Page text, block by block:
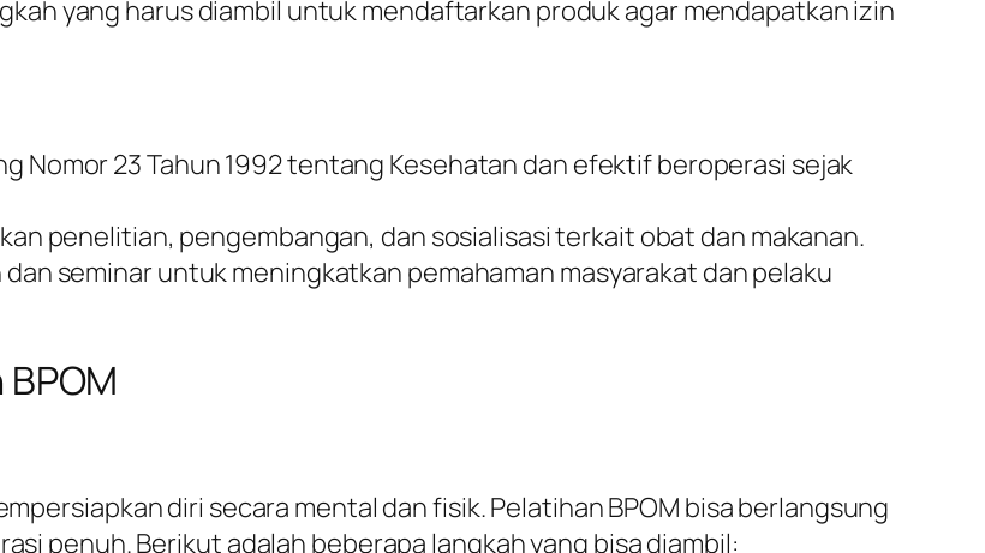
yang harus diambil untuk mendaftarkan produk agar mendapatkan izin
Nomor 23 Tahun 1992 tentang Kesehatan dan efektif beroperasi sejak
penelitian, pengembangan, dan sosialisasi terkait obat dan makanan.
seminar untuk meningkatkan pemahaman masyarakat dan pelaku
diri secara mental dan fisik. Pelatihan BPOM bisa berlangsung
penuh. Berikut adalah beberapa langkah yang bisa diambil: